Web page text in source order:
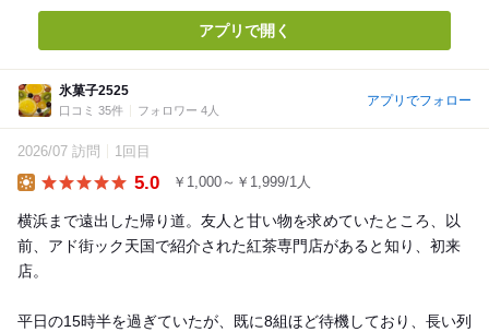
アプリで開く
氷菓子2525
口コミ 35件 フォロワー 4人
アプリでフォロー
2026/07 訪問 1回目
5.0 ￥1,000～￥1,999/1人
横浜まで遠出した帰り道。友人と甘い物を求めていたところ、以
前、アド街ック天国で紹介された紅茶専門店があると知り、初来
店。
平日の15時半を過ぎていたが、既に8組ほど待機しており、長い列